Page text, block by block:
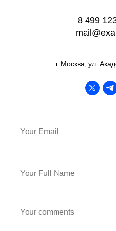
8 499
г. Москва, ул.